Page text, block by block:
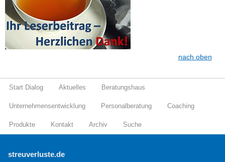
nach oben
Start Dialog Aktuelles Beratungshaus
Unternehmensentwicklung Personalberatung Coaching
Produkte Kontakt Archiv Suche
streuverluste.de